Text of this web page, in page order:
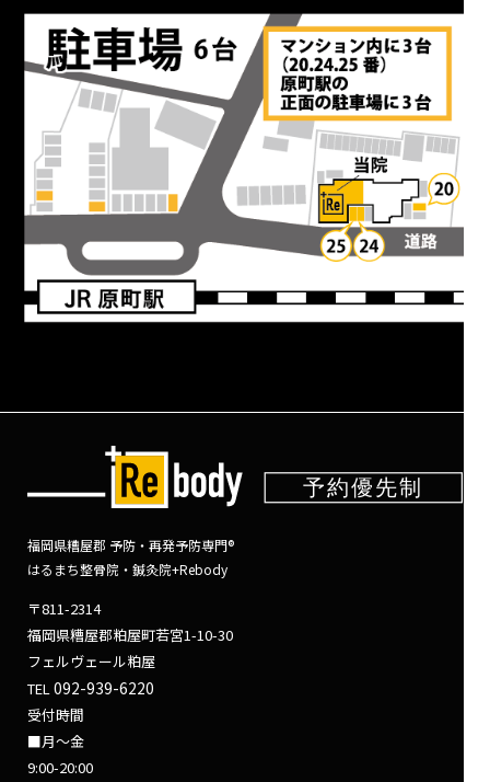
福岡県糟屋郡 予防・再発予防専門®
はるまち整骨院・鍼灸院+Rebody
〒811-2314
福岡県糟屋郡粕屋町若宮1-10-30
フェルヴェール粕屋
TEL092-939-6220
受付時間
■月～金
9:00-20:00